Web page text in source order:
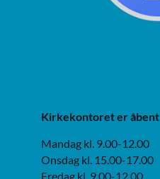
Kirkekontoret er åbent
Mandag kl. 9.00-12.00
Onsdag kl. 15.00-17.00
Fredag kl. 9.00-12.00